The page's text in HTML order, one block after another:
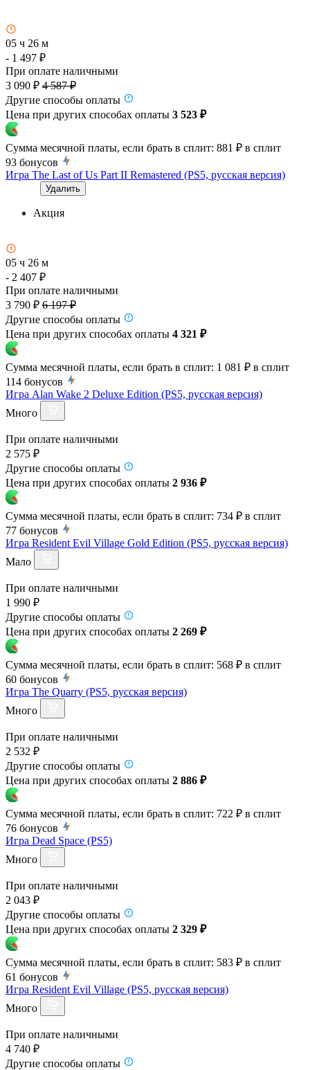
05 ч 26 м
- 1 497 ₽
При оплате наличными
3 090 ₽ 4 587 ₽
Другие способы оплаты
Цена при других способах оплаты 3 523 ₽
Сумма месячной платы, если брать в сплит: 881 ₽ в сплит
93 бонусов
Игра The Last of Us Part II Remastered (PS5, русская версия)
Удалить
Акция
05 ч 26 м
- 2 407 ₽
При оплате наличными
3 790 ₽ 6 197 ₽
Другие способы оплаты
Цена при других способах оплаты 4 321 ₽
Сумма месячной платы, если брать в сплит: 1 081 ₽ в сплит
114 бонусов
Игра Alan Wake 2 Deluxe Edition (PS5, русская версия)
Много
При оплате наличными
2 575 ₽
Другие способы оплаты
Цена при других способах оплаты 2 936 ₽
Сумма месячной платы, если брать в сплит: 734 ₽ в сплит
77 бонусов
Игра Resident Evil Village Gold Edition (PS5, русская версия)
Мало
При оплате наличными
1 990 ₽
Другие способы оплаты
Цена при других способах оплаты 2 269 ₽
Сумма месячной платы, если брать в сплит: 568 ₽ в сплит
60 бонусов
Игра The Quarry (PS5, русская версия)
Много
При оплате наличными
2 532 ₽
Другие способы оплаты
Цена при других способах оплаты 2 886 ₽
Сумма месячной платы, если брать в сплит: 722 ₽ в сплит
76 бонусов
Игра Dead Space (PS5)
Много
При оплате наличными
2 043 ₽
Другие способы оплаты
Цена при других способах оплаты 2 329 ₽
Сумма месячной платы, если брать в сплит: 583 ₽ в сплит
61 бонусов
Игра Resident Evil Village (PS5, русская версия)
Много
При оплате наличными
4 740 ₽
Другие способы оплаты